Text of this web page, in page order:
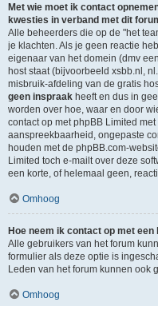
Met wie moet ik contact
kwesties in verband met dit
Alle beheerders die op de "het
je klachten. Als je geen reactie
eigenaar van het domein (dmv een
host staat (bijvoorbeeld xsbb.nl,
misbruik-afdeling van de gratis
geen inspraak heeft en dus in
worden over hoe, waar en door
contact op met phpBB Limited
aanspreekbaarheid, ongepaste
houden met de phpBB.com-
Limited toch e-mailt over deze
een korte, of helemaal geen,
Omhoog
Hoe neem ik contact op met een
Alle gebruikers van het forum
formulier als deze optie is
Leden van het forum kunnen ook
Omhoog